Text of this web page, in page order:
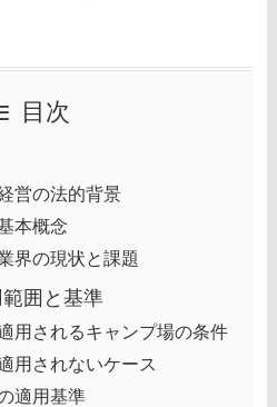
目次
営の法的背景
本概念
界の現状と課題
囲と基準
用されるキャンプ場の条件
用されないケース
適用基準